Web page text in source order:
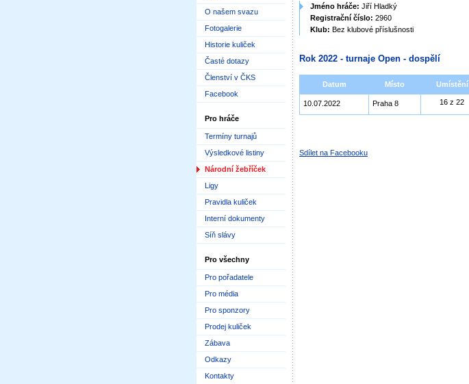
O našem svazu
Fotogalerie
Historie kuliček
Časté dotazy
Členství v ČKS
Facebook
Pro hráče
Termíny turnajů
Výsledkové listiny
Národní žebříček
Ligy
Pravidla kuliček
Interní dokumenty
Síň slávy
Pro všechny
Pro pořadatele
Pro média
Pro sponzory
Prodej kuliček
Zábava
Odkazy
Kontakty
Jméno hráče: Jiří Hladký
Registrační číslo: 2960
Klub: Bez klubové příslušnosti
Rok 2022 - turnaje Open - dospělí
Datum Místo Umístění
10.07.2022 Praha 8 16 z 22
Sdílet na Facebooku